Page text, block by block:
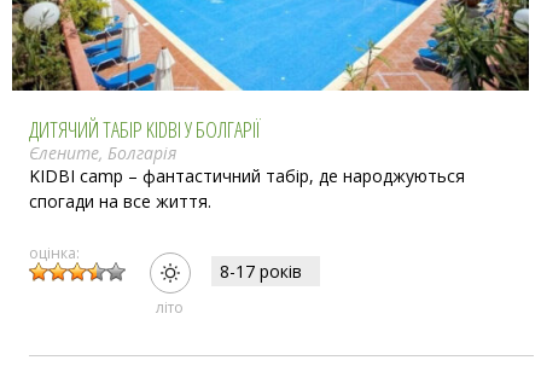
ДИТЯЧИЙ ТАБІР KIDBI У БОЛГАРІЇ
Єлените, Болгарія
KIDBI camp – фантастичний табір, де народжуються
спогади на все життя.
оцінка:
лiто
8-17 рокiв